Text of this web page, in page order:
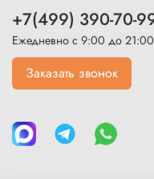
+7(499) 390-70-
Ежедневно с 9:00 до 21:00
Заказать звонок